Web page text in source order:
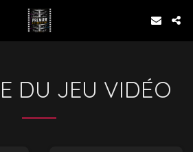
DU JEU VIDÉO